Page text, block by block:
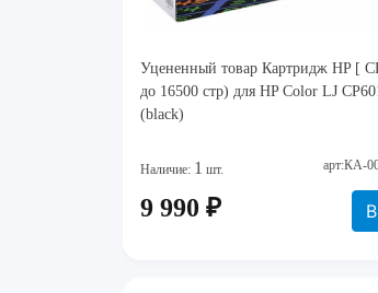
Уцененный товар Картридж HP [
до 16500 стр) для HP Color LJ
(black)
Наличие: 1 шт. арт:КА-
9 990 ₽